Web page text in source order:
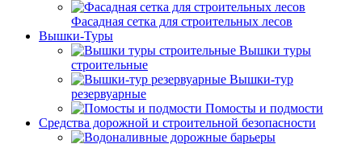
Фасадная сетка для строительных лесов
Вышки-Туры
Вышки туры
строительные
Вышки-тур
резервуарные
Помосты и подмости
Средства дорожной и строительной безопасности